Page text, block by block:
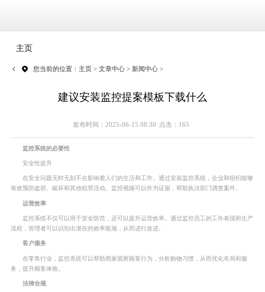
主页
您当前的位置： 主页> 文章中心> 新闻中心>
建议安装监控提案模板下载什么
发布时间：2025-06-15 08:30 点击：165
监控系统的必要性
安全性提升
在安全问题无时无刻不在影响着人们的生活和工作。通过安装监控系统，企业和组织能够
有效预防盗窃、破坏和其他犯罪活动。监控视频可以作为证据，帮助执法部门调查案件。
运营效率
监控系统不仅可以用于安全防范，还可以提升运营效率。通过监控员工的工作表现和生产
流程，管理者可以识别出潜在的效率瓶颈，从而进行改进。
客户服务
在零售行业，监控系统可以帮助商家观察顾客行为，分析购物习惯，从而优化布局和服
务，提升顾客体验。
法律合规